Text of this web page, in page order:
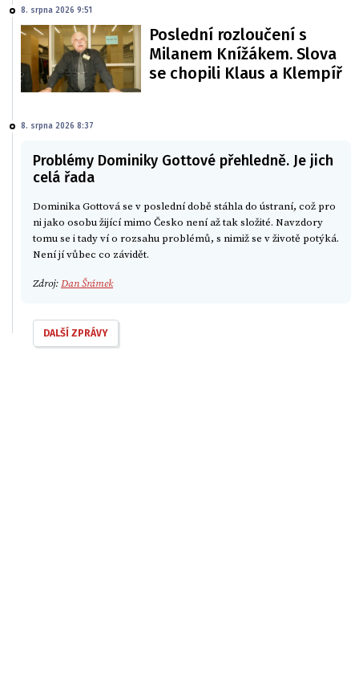
8. srpna 2026 9:51
Poslední rozloučení s
Milanem Knížákem. Slova
se chopili Klaus a Klempíř
8. srpna 2026 8:37
Problémy Dominiky Gottové přehledně. Je jich
celá řada
Dominika Gottová se v poslední době stáhla do ústraní, což pro
ni jako osobu žijící mimo Česko není až tak složité. Navzdory
tomu se i tady ví o rozsahu problémů, s nimiž se v životě potýká.
Není jí vůbec co závidět.
Zdroj:Dan Šrámek
DALŠÍ ZPRÁVY